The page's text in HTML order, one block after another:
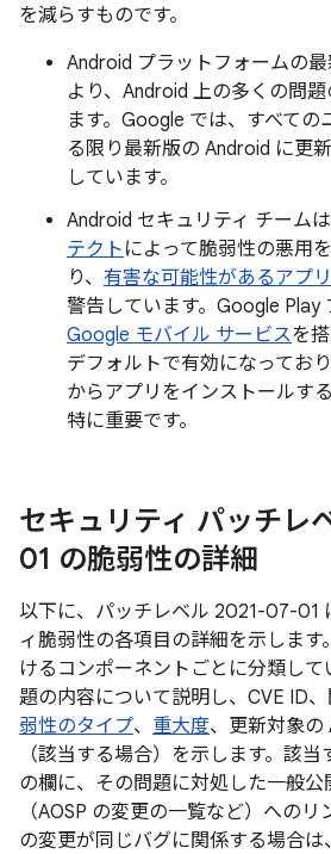
を減らすものです。
Android プラットフォームの
より、Android 上の多くの問
ます。Google では、すべての
る限り最新版の Android に更
しています。
Android セキュリティ チームは
テクト によって脆弱性の悪用
り、 有害な可能性があるアプリ
警告しています。Google Play
Google モバイル サービスを
デフォルトで有効になってお
からアプリをインストールす
特に重要です。
セキュリティ パッチレ
01 の脆弱性の詳細
以下に、パッチレベル 2021-07-01
ィ脆弱性の各項目の詳細を示します
けるコンポーネントごとに分類して
題の内容について説明し、CVE ID、
弱性のタイプ、 重大度、更新対象の
（該当する場合）を示します。該
の欄に、その問題に対処した一般
（AOSP の変更の一覧など）への
の変更が同じバグに関係する場合